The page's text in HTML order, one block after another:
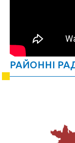
РАЙОННІ